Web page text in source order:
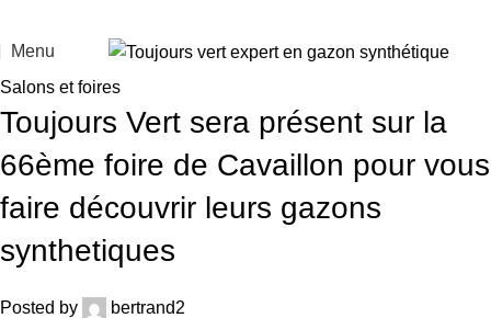
Menu
Salons et foires
Toujours Vert sera présent sur la
66ème foire de Cavaillon pour vous
faire découvrir leurs gazons
synthetiques
Posted by bertrand2